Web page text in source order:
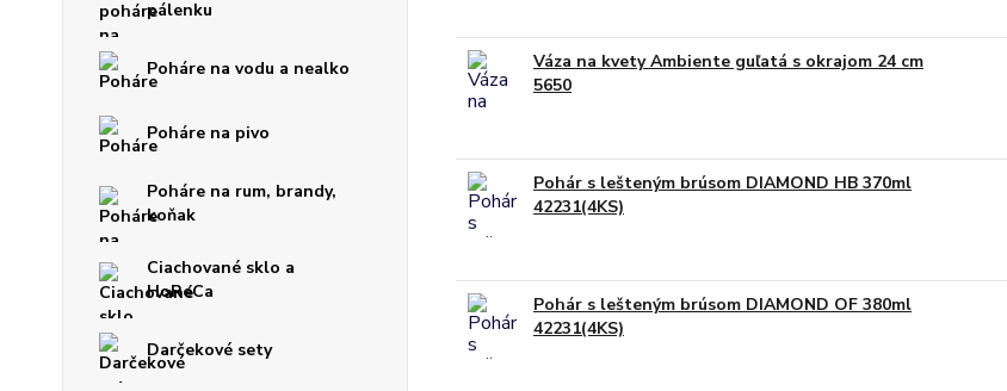
pálenku
Poháre na vodu a nealko
Poháre na pivo
Poháre na rum, brandy,
koňak
Ciachované sklo a
HoReCa
Darčekové sety
Váza na kvety Ambiente guľatá s okrajom 24 cm
5650
Pohár s lešteným brúsom DIAMOND HB 370ml
42231(4KS)
Pohár s lešteným brúsom DIAMOND OF 380ml
42231(4KS)